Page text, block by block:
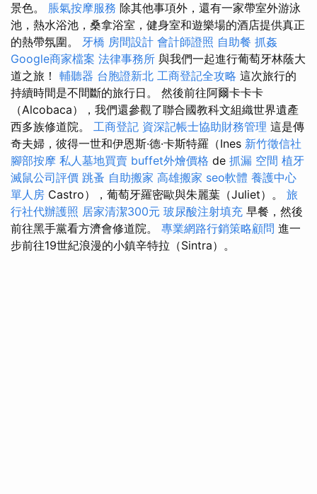
景色。 脹氣按摩服務 除其他事項外，還有一家帶室外游泳
池，熱水浴池，桑拿浴室，健身室和遊樂場的酒店提供真正
的熱帶氛圍。 牙橋 房間設計 會計師證照 自助餐 抓姦
Google商家檔案 法律事務所 與我們一起進行葡萄牙林蔭大
道之旅！ 輔聽器 台胞證新北 工商登記全攻略 這次旅行的
持續時間是不間斷的旅行日。 然後前往阿爾卡卡卡
（Alcobaca），我們還參觀了聯合國教科文組織世界遺產
西多族修道院。 工商登記 資深記帳士協助財務管理 這是傳
奇夫婦，彼得一世和伊恩斯·德·卡斯特羅（Ines 新竹徵信社
腳部按摩 私人墓地買賣 buffet外燴價格 de 抓漏 空間 植牙
滅鼠公司評價 跳蚤 自助搬家 高雄搬家 seo軟體 養護中心
單人房 Castro），葡萄牙羅密歐與朱麗葉（Juliet）。 旅
行社代辦護照 居家清潔300元 玻尿酸注射填充 早餐，然後
前往黑手黨看方濟會修道院。 專業網路行銷策略顧問 進一
步前往19世紀浪漫的小鎮辛特拉（Sintra）。